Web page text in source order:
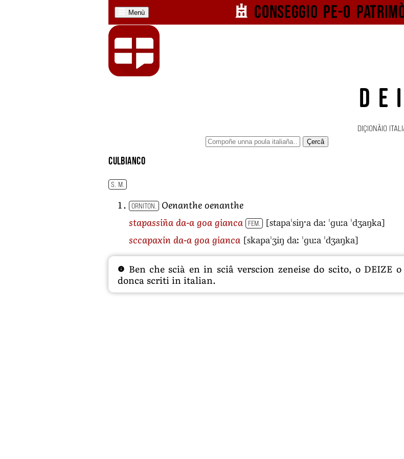
Menù Conseggio pe-o
DIÇIONÄIO
Çercâ
culbianco
S. M.
ORNITON.
Oenanthe oenanthe
stapassiña da-a goa gianca
FEM. [stapaˈsiŋˑa daː ˈɡuːa ˈdʒaŋka]
sccapaxin da-a goa gianca [skapaˈʒiŋ daː ˈɡuːa ˈdʒaŋka]
Ben che scià en in sciâ verscion zeneise do scito, o DEIZE
donca scriti in italian.